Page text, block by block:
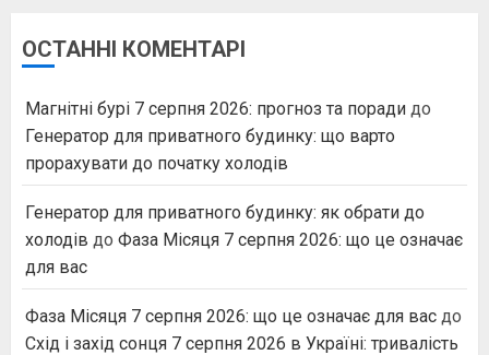
ОСТАННІ КОМЕНТАРІ
Магнітні бурі 7 серпня 2026: прогноз та поради до
Генератор для приватного будинку: що варто
прорахувати до початку холодів
Генератор для приватного будинку: як обрати до
холодів до Фаза Місяця 7 серпня 2026: що це означає
для вас
Фаза Місяця 7 серпня 2026: що це означає для вас до
Схід і захід сонця 7 серпня 2026 в Україні: тривалість